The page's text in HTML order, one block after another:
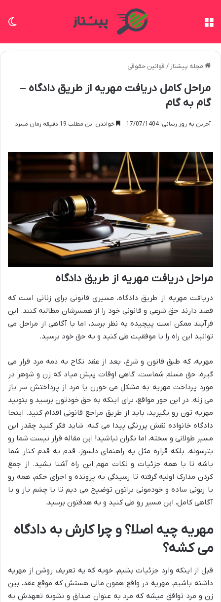
مجله پیشتاز / قوانین حقوقی
مراحل کامل دریافت مهریه از طریق دادگاه –
گام به گام
آخرین به روز رسانی: 17/07/1404 خواندن این مطلب 19 دقیقه زمان میبرد
مراحل دریافت مهریه از طریق دادگاه
دریافت مهریه از طریق دادگاه، مسیری قانونی برای زنانی است که
قصد دارند حق شرعی و قانونی خود را از همسرشان مطالبه کنند. این
فرآیند ممکن است پیچیده به نظر برسد، اما با آگاهی از مراحل می
توانید این راه را با موفقیت طی کنید و به حق خود برسید.
مهریه، که طبق قانون و شرع، بعد از عقد نکاح به ذمه مرد قرار می
گیره، حق مسلم شماست. گاهی اوقات پیش میاد که زن و شوهر در
مورد پرداخت مهریه به مشکل می خورن یا مرد از پرداختش سر باز
می زنه. در این جور مواقع، برای اینکه به حق خودتون برسید و بتونید
مهریه تون رو بگیرید، باید از طریق مراجع قانونی اقدام کنید. اینجا
دادگاه خانواده نقش پررنگی پیدا می کنه. شاید فکر کنید چقدر این
مسیر طولانی و سخته، اما نگران نباشید! این مقاله قرار نیست شما رو
بترسونه، بلکه قراره مثل یه راهنمای دلسوز، قدم به قدم کنار شما
باشه تا با همه جزئیات و نکات مهم این راه آشنا بشید. از جمع
کردن مدارک اولیه گرفته تا رسیدگی به پرونده و اجرای حکم، همه رو
با زبونی ساده و خودمونی براتون توضیح می دیم تا با چشم باز و با
آگاهی کامل، این مسیر رو طی کنید و به هدفتون برسید.
مهریه چیه اصلا؟ و چرا کارش به دادگاه
می کشه؟
قبل از اینکه وارد جزئیات بشیم، خوبه که یه تعریف روشن از مهریه
داشته باشیم. مهریه در واقع همون مالی هستش که موقع عقد، بین
زن و مرد توافق میشه که مرد به عنوان صداق و نشونه تعهدش به